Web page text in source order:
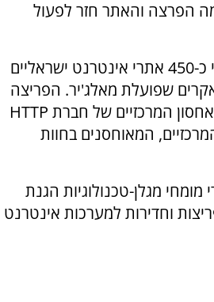
הפרצה והאתר חזר לפעול
בתחילת החודש דווח כי כ-450 אתרי אינטרנט ישראליים
שפועלת מאלג'יר. הפריצה
בוצעה לאחד משרתי האחסון המרכזיים של חברת HTTP
המאוחסנים בחוות
מגלן-טכנולוגיות הגנת
וחדירות למערכות אינטרנט